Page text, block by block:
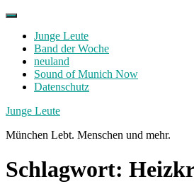
Skip
contentJunge Leute
Band der Woche
neuland
Sound of Munich Now
Datenschutz
Facebook
Twitter
Instagram
Junge Leute
München Lebt. Menschen und mehr.
Schlagwort: